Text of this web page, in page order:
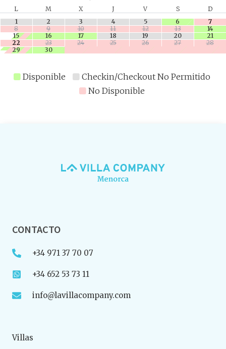
L M X J V S
D
1
2 3 4 5 6
7
8
9 10 11 12 13
14
15
16 17 18 19 20
21
22
23 24 25 26 27
28
29
30
Disponible
Checkin/Checkout No Permitido
No Disponible
CONTACTO
+34 971 37 70 07
+34 652 53 73 11
info@lavillacompany.com
Villas